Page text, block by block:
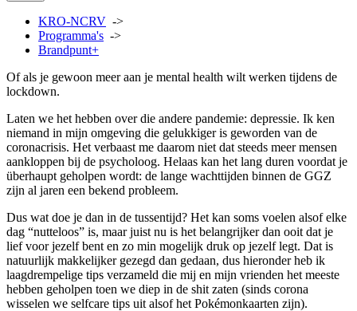
KRO-NCRV ->
Programma's ->
Brandpunt+
Of als je gewoon meer aan je mental health wilt werken tijdens de
lockdown.
Laten we het hebben over die andere pandemie: depressie. Ik ken
niemand in mijn omgeving die gelukkiger is geworden van de
coronacrisis. Het verbaast me daarom niet dat steeds meer mensen
aankloppen bij de psycholoog. Helaas kan het lang duren voordat je
überhaupt geholpen wordt: de lange wachttijden binnen de GGZ
zijn al jaren een bekend probleem.
Dus wat doe je dan in de tussentijd? Het kan soms voelen alsof elke
dag “nutteloos” is, maar juist nu is het belangrijker dan ooit dat je
lief voor jezelf bent en zo min mogelijk druk op jezelf legt. Dat is
natuurlijk makkelijker gezegd dan gedaan, dus hieronder heb ik
laagdrempelige tips verzameld die mij en mijn vrienden het meeste
hebben geholpen toen we diep in de shit zaten (sinds corona
wisselen we selfcare tips uit alsof het Pokémonkaarten zijn).